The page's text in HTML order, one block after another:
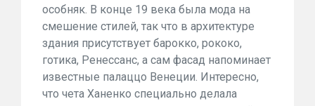
особняк. В конце 19 века была мода на
смешение стилей, так что в архитектуре
здания присутствует барокко, рококо,
готика, Ренессанс, а сам фасад напоминает
известные палаццо Венеции. Интересно,
что чета Ханенко специально делала